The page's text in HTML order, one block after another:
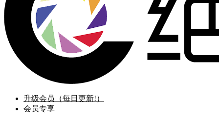
升级会员（每日更新!）
会员专享